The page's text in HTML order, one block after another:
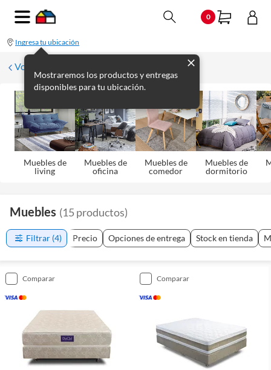
0
Ingresa tu ubicación
Mostraremos los productos y entregas
disponibles para tu ubicación.
Volver
Muebles de
living
Muebles de
oficina
Muebles de
comedor
Muebles de
dormitorio
Muebles (15productos)
Filtrar (4) Precio Opciones de entrega Stock en tienda
comparar comparar